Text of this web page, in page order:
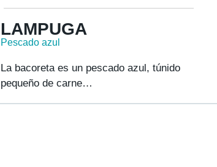
LAMPUGA
Pescado azul
La bacoreta es un pescado azul, túnido
pequeño de carne…